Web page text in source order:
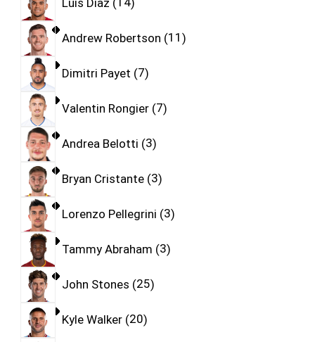
Andrew Robertson 11
Dimitri Payet 7
Valentin Rongier 7
Andrea Belotti 3
Bryan Cristante 3
Lorenzo Pellegrini 3
Tammy Abraham 3
John Stones 25
Kyle Walker 20